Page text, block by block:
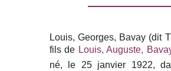
Louis, Georges, Bavay (dit
fils de Louis, Auguste,
né, le 25 janvier 1922,